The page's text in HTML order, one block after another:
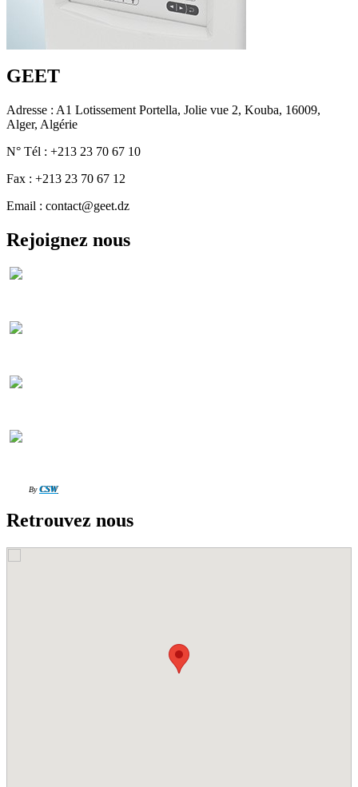
GEET
Adresse : A1 Lotissement Portella, Jolie vue 2, Kouba, 16009,
Alger, Algérie
N° Tél : +213 23 70 67 10
Fax : +213 23 70 67 12
Email : contact@geet.dz
Rejoignez nous
ByCSW
Retrouvez nous